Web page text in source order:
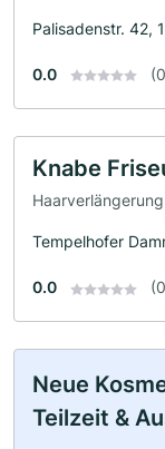
Palisadenstr. 42,
0.0
Knabe
Tempelhofer
0.0
Neue
Teilzeit &